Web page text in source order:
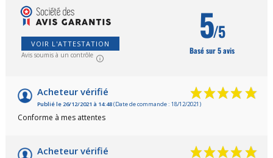
VOIR L'ATTESTATION
Avis soumis à un contrôle
5/5
Basé sur 5 avis
Acheteur vérifié
Publié le 26/12/2021 à 14:48(Date de commande : 18/12/2021)
Conforme à mes attentes
Acheteur vérifié